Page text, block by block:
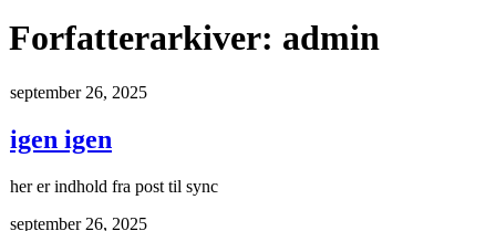
Forfatterarkiver: admin
september 26, 2025
igen igen
her er indhold fra post til sync
september 26, 2025